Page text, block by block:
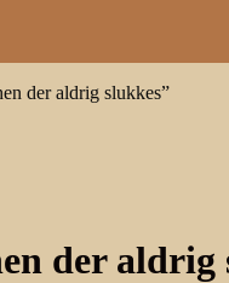
der aldrig slukkes”
der aldrig